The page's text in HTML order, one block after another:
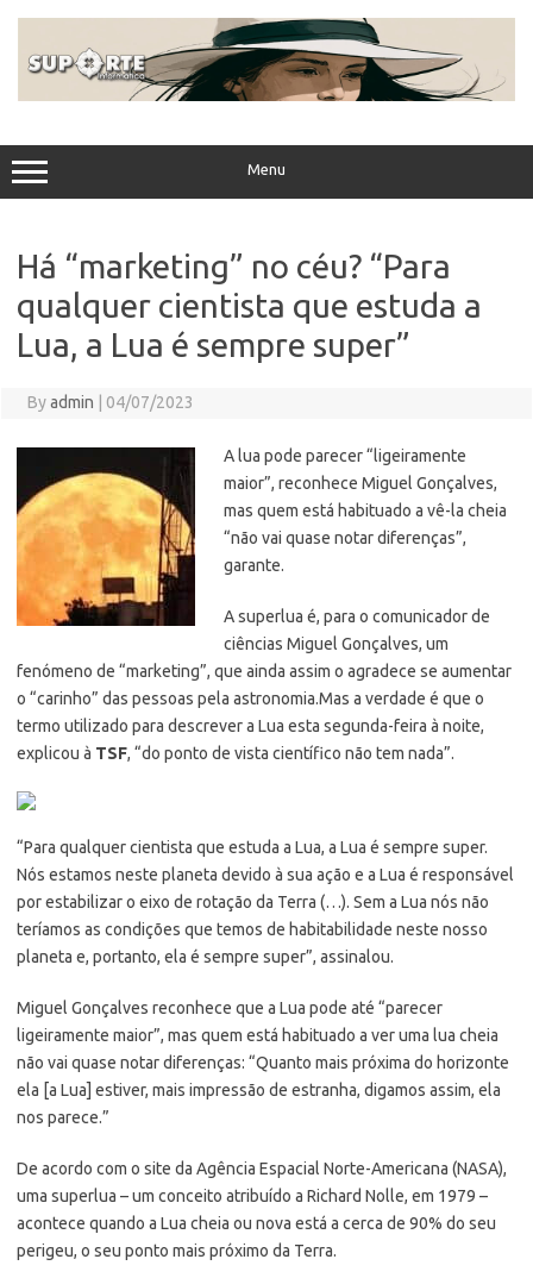
Menu
Há “marketing” no céu? “Para
qualquer cientista que estuda a
Lua, a Lua é sempre super”
Byadmin 04/07/2023
A lua pode parecer “ligeiramente
maior”, reconhece Miguel Gonçalves,
mas quem está habituado a vê-la cheia
“não vai quase notar diferenças”,
garante.
A superlua é, para o comunicador de
ciências Miguel Gonçalves, um
fenómeno de “marketing”, que ainda assim o agradece se aumentar
o “carinho” das pessoas pela astronomia.Mas a verdade é que o
termo utilizado para descrever a Lua esta segunda-feira à noite,
explicou à TSF, “do ponto de vista científico não tem nada”.
“Para qualquer cientista que estuda a Lua, a Lua é sempre super.
Nós estamos neste planeta devido à sua ação e a Lua é responsável
por estabilizar o eixo de rotação da Terra (…). Sem a Lua nós não
teríamos as condições que temos de habitabilidade neste nosso
planeta e, portanto, ela é sempre super”, assinalou.
Miguel Gonçalves reconhece que a Lua pode até “parecer
ligeiramente maior”, mas quem está habituado a ver uma lua cheia
não vai quase notar diferenças: “Quanto mais próxima do horizonte
ela [a Lua] estiver, mais impressão de estranha, digamos assim, ela
nos parece.”
De acordo com o site da Agência Espacial Norte-Americana (NASA),
uma superlua – um conceito atribuído a Richard Nolle, em 1979 –
acontece quando a Lua cheia ou nova está a cerca de 90% do seu
perigeu, o seu ponto mais próximo da Terra.